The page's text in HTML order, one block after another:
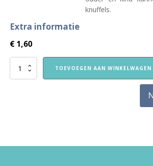
knuffels.
Extra informatie
€ 1,60
KennismakingskaartTOEVOEGEN AAN WINKELWAGEN